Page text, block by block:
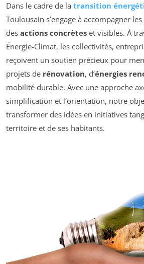
Dans le cadre de la transition
Toulousain s’engage à accompagner
des actions concrètes et visibles. À
Énergie-Climat, les collectivités,
reçoivent un soutien précieux pour
projets de rénovation, d’énergies
mobilité durable. Avec une approche
simplification et l’orientation, notre
transformer des idées en initiatives
territoire et de ses habitants.